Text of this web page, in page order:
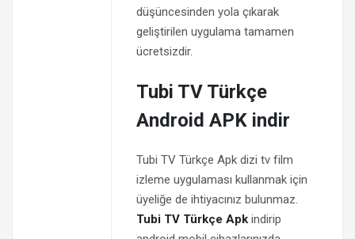
düşüncesinden yola çıkarak
geliştirilen uygulama tamamen
ücretsizdir.
Tubi TV Türkçe
Android APK indir
Tubi TV Türkçe Apk dizi tv film
izleme uygulaması kullanmak için
üyeliğe de ihtiyacınız bulunmaz.
Tubi TV Türkçe Apkindirip